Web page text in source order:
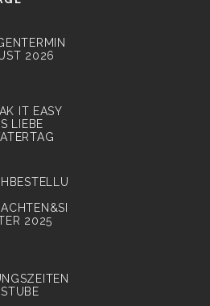
2026
IT EASY
LIEBE
2025